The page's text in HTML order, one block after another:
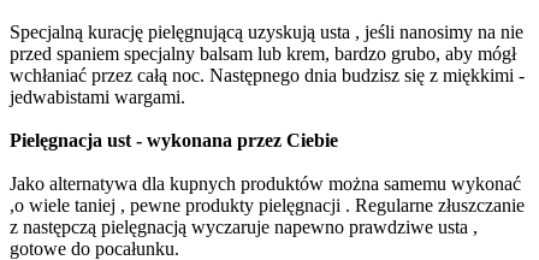
Specjalną kurację pielęgnującą uzyskują usta , jeśli nanosimy na nie
przed spaniem specjalny balsam lub krem, bardzo grubo, aby mógł
wchłaniać przez całą noc. Następnego dnia budzisz się z miękkimi -
jedwabistami wargami.
Pielęgnacja ust - wykonana przez Ciebie
Jako alternatywa dla kupnych produktów można samemu wykonać
,o wiele taniej , pewne produkty pielęgnacji . Regularne złuszczanie
z następczą pielęgnacją wyczaruje napewno prawdziwe usta ,
gotowe do pocałunku.